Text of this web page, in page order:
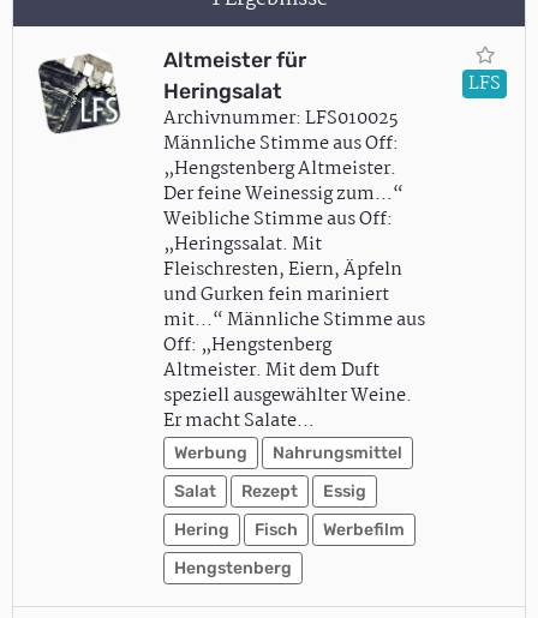
Altmeister für
Heringsalat
Archivnummer: LFS010025
Männliche Stimme aus Off:
„Hengstenberg Altmeister.
Der feine Weinessig zum…“
Weibliche Stimme aus Off:
„Heringssalat. Mit
Fleischresten, Eiern, Äpfeln
und Gurken fein mariniert
mit…“ Männliche Stimme aus
Off: „Hengstenberg
Altmeister. Mit dem Duft
speziell ausgewählter Weine.
Er macht Salate…
Werbung
Nahrungsmittel
Salat
Rezept
Essig
Hering
Fisch
Werbefilm
Hengstenberg
LFS